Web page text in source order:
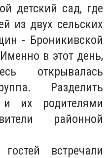
детский сад, где
из двух сельских
- Броникивской
в этот день,
открывалась
Разделить
их родителями
районной
встречали